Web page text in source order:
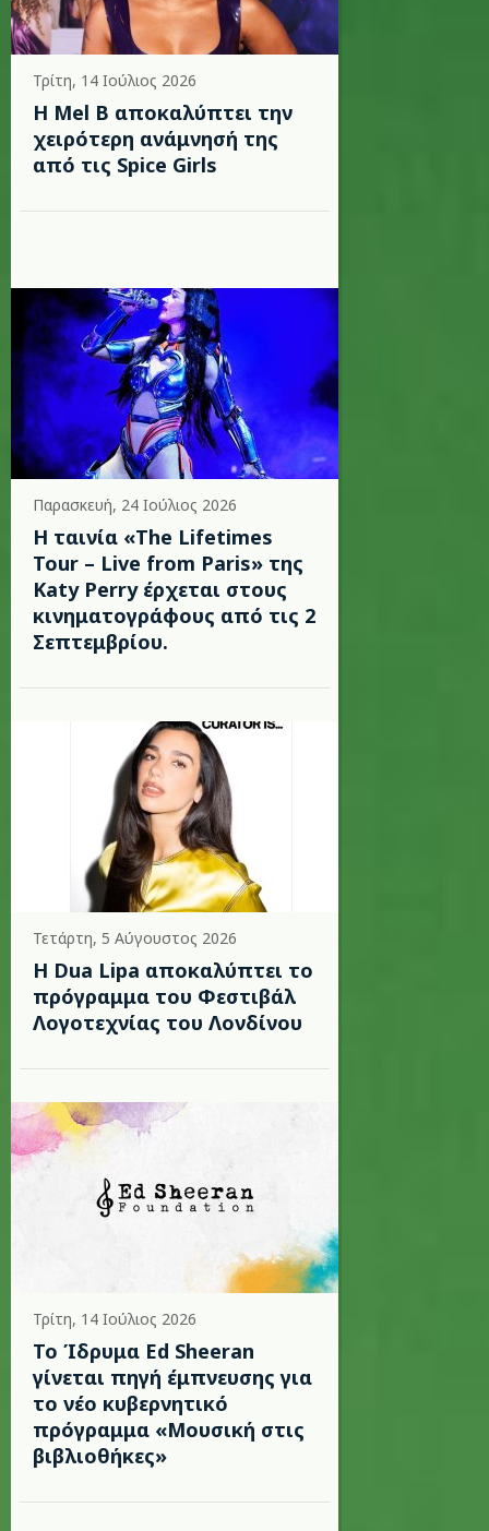
Τρίτη, 14 Ιούλιος 2026
Η Mel B αποκαλύπτει την
χειρότερη ανάμνησή της
από τις Spice Girls
Παρασκευή, 24 Ιούλιος 2026
Η ταινία «The Lifetimes
Tour – Live from Paris» της
Katy Perry έρχεται στους
κινηματογράφους από τις 2
Σεπτεμβρίου.
Τετάρτη, 5 Αύγουστος 2026
Η Dua Lipa αποκαλύπτει το
πρόγραμμα του Φεστιβάλ
Λογοτεχνίας του Λονδίνου
Τρίτη, 14 Ιούλιος 2026
Το Ίδρυμα Ed Sheeran
γίνεται πηγή έμπνευσης για
το νέο κυβερνητικό
πρόγραμμα «Μουσική στις
βιβλιοθήκες»